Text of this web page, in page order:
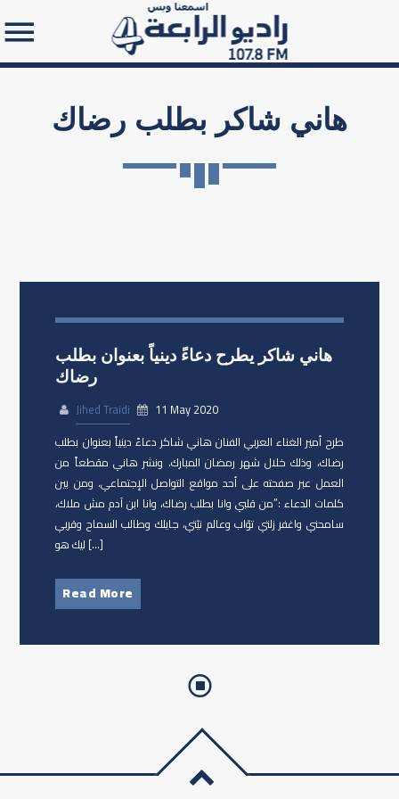
هاني شاكر بطلب رضاك
هاني شاكر يطرح دعاءً دينياً بعنوان بطلب
رضاك
Jihed Traidi
11 May 2020
طرح أمير الغناء العربي الفنان هاني شاكر دعاءً دينياً بعنوان ​بطلب
رضاك، وذلك خلال شهر رمضان المبارك. ونشر هاني مقطعاً من
العمل عبر صفحته على أحد مواقع التواصل الإجتماعي. ومن بين
كلمات الدعاء :”من قلبي وانا بطلب رضاك، وانا ابن آدم مش ملاك،
سامحني واغفر زلتي توّاب وعالم نيّتي، جايلك وطالب السماح وقربي
ليك هو […]
Read More